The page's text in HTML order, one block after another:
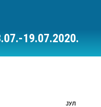
19.07.2020.
ЈУЛ